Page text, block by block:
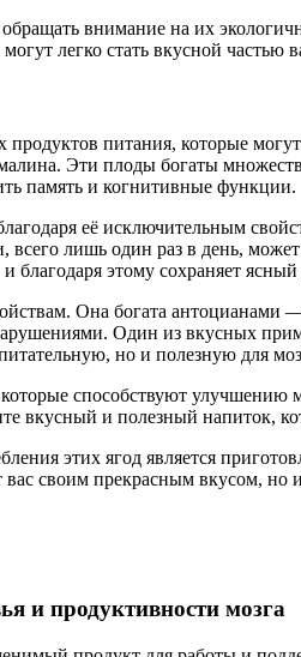
внимание на их
легко стать вкусной
питания, которые
Эти плоды богаты
память и когнитивные функции.
её исключительным
лишь один раз в день,
благодаря этому сохраняет
Она богата
Один из вкусных
но и полезную для
способствуют
вкусный и полезный напиток,
этих ягод является
вас своим прекрасным вкусом,
и продуктивности мозга